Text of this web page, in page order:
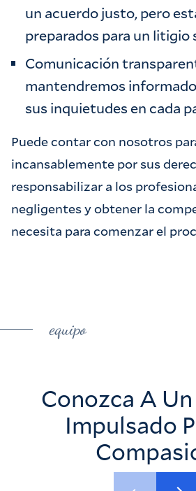
un acuerdo justo, pero
preparados para un litigio
Comunicación
mantendremos
sus inquietudes en cada
Puede contar con nosotros
incansablemente por sus
responsabilizar a los
negligentes y obtener la
necesita para comenzar el
equipo
Conozca A
Impulsado